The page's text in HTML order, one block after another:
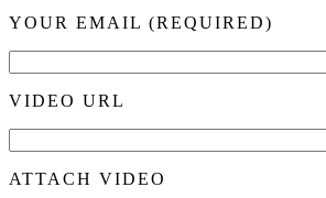
YOUR EMAIL (REQUIRED)
VIDEO URL
ATTACH VIDEO